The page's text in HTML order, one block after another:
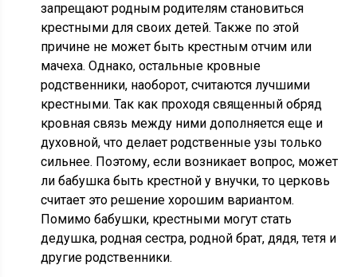
запрещают родным родителям становиться
крестными для своих детей. Также по этой
причине не может быть крестным отчим или
мачеха. Однако, остальные кровные
родственники, наоборот, считаются лучшими
крестными. Так как проходя священный обряд
кровная связь между ними дополняется еще и
духовной, что делает родственные узы только
сильнее. Поэтому, если возникает вопрос, может
ли бабушка быть крестной у внучки, то церковь
считает это решение хорошим вариантом.
Помимо бабушки, крестными могут стать
дедушка, родная сестра, родной брат, дядя, тетя и
другие родственники.